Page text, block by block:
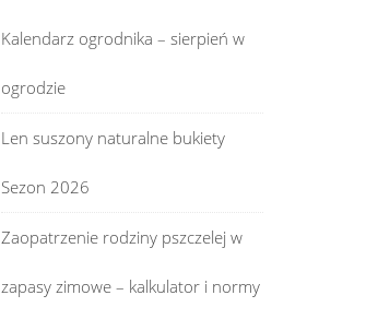
Kalendarz ogrodnika – sierpień w
ogrodzie
Len suszony naturalne bukiety
Sezon 2026
Zaopatrzenie rodziny pszczelej w
zapasy zimowe – kalkulator i normy